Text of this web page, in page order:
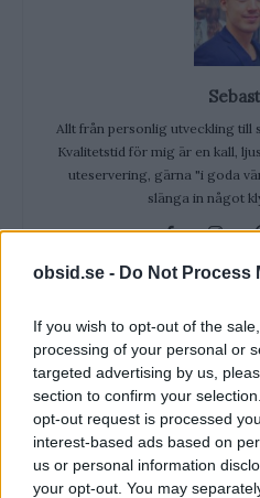
obsid.se - Do Not Process
If you wish to opt-out of the
processing of your personal or
targeted advertising by us,
section to confirm your
opt-out request is processed
interest-based ads based on
us or personal information
your opt-out. You may
Allt från personlig utveckling till
Kvalitetstid för mig är en kall,
uteservering, gärna "i goda
slänga in något
RELATERADE ARTIKLAR
Slips Till
Funkar